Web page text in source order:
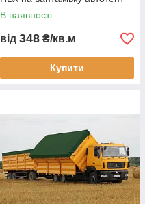
для кузова МАЗ MAN
водонепроникний тент 700
В наявності
від 348 ₴/кв.м
Купити